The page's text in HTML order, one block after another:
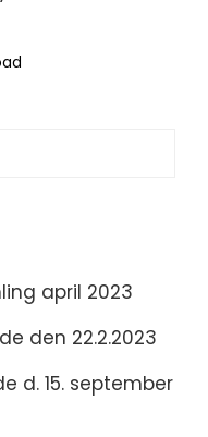
april 2023
den 22.2.2023
d. 15. september